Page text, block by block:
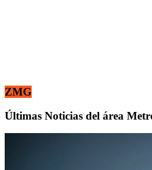
ZMG
Últimas Noticias del área